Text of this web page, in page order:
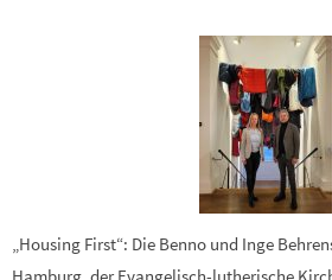
„Housing First“: Die Benno und Inge
Hamburg, der Evangelisch-lutherische